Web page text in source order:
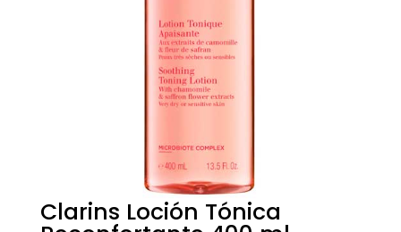
Clarins Loción Tónica